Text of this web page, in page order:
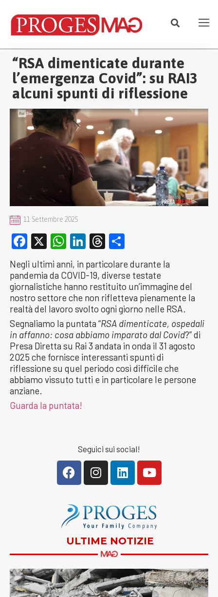
“RSA dimenticate durante
l’emergenza Covid”: su RAI3
alcuni spunti di riflessione
11 Settembre 2025
Facebook
X WhatsApp
LinkedIn
Threads
Negli ultimi anni, in particolare durante la
pandemia da COVID-19, diverse testate
giornalistiche hanno restituito un’immagine del
nostro settore che non rifletteva pienamente la
realtà del lavoro svolto ogni giorno nelle RSA.
Segnaliamo la puntata “RSA dimenticate, ospedali
in affanno: cosa abbiamo imparato dal Covid?” di
Presa Diretta su Rai 3 andata in onda il 31 agosto
2025 che fornisce interessanti spunti di
riflessione su quel periodo così difficile che
abbiamo vissuto tutti e in particolare le persone
anziane.
Guarda la puntata!
Seguici sui social!
ULTIME NOTIZIE